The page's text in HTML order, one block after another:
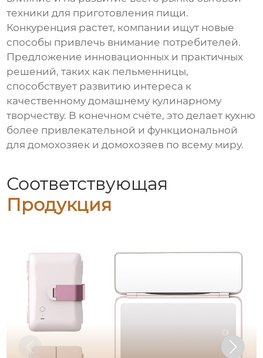
техники для приготовления пищи.
Конкуренция растет, компании ищут новые
способы привлечь внимание потребителей.
Предложение инновационных и практичных
решений, таких как пельменницы,
способствует развитию интереса к
качественному домашнему кулинарному
творчеству. В конечном счёте, это делает кухню
более привлекательной и функциональной
для домохозяек и домохозяев по всему миру.
Соответствующая
Продукция